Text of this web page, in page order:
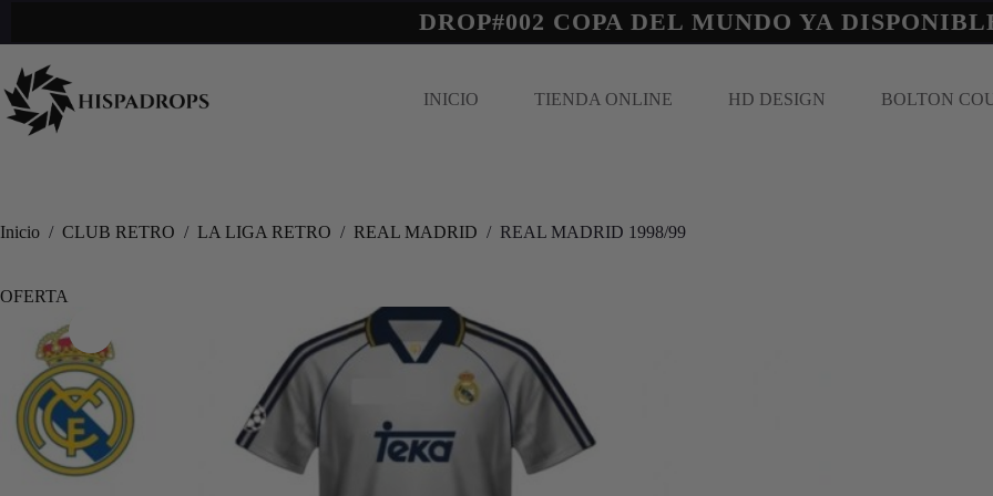
DROP#002 COPA DEL MUNDO YA
INICIO TIENDA ONLINE HD DESIGN BOLTON
Inicio / CLUB RETRO / LA LIGA RETRO / REAL MADRID / REAL MADRID 1998/99
OFERTA